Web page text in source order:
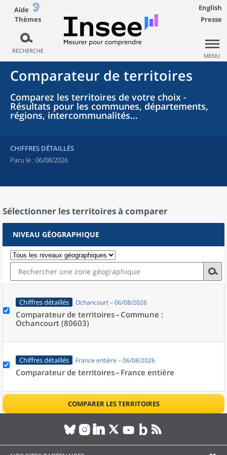
Aide
Thèmes
RECHERCHE
English
Presse
MENU
Comparateur de territoires
Comparez les territoires de votre choix -
Résultats pour les communes, départements,
régions, intercommunalités...
CHIFFRES DÉTAILLÉS
Paru le : 06/08/2026
Sélectionner les territoires à comparer
NIVEAU GÉOGRAPHIQUE
Chiffres détaillés Ochancourt – 06/08/2026
Comparateur de territoires – Commune :
Ochancourt (80603)
Chiffres détaillés France entière – 06/08/2026
Comparateur de territoires – France entière
COMPARER LES TERRITOIRES